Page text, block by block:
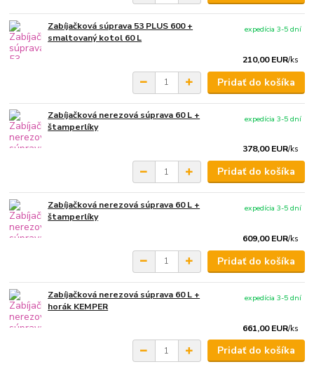
Zabíjačková súprava 53 PLUS 600 +
smaltovaný kotol 60 L
210,00 EUR/ks
expedícia 3-5 dní
Pridať do košíka
Zabíjačková nerezová súprava 60 L +
štamperlíky
378,00 EUR/ks
expedícia 3-5 dní
Pridať do košíka
Zabíjačková nerezová súprava 60 L +
štamperlíky
609,00 EUR/ks
expedícia 3-5 dní
Pridať do košíka
Zabíjačková nerezová súprava 60 L +
horák KEMPER
661,00 EUR/ks
expedícia 3-5 dní
Pridať do košíka